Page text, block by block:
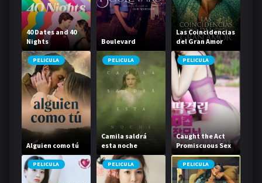
40 Dates and 40
Nights
Boulevard
Las Coincidencias
del Gran Amor
PELICULA
Alguien como tú
PELICULA
Camila saldrá
esta noche
PELICULA
Caught the Act
Promiscuous Sex
Life
PELICULA PELICULA PELICULA